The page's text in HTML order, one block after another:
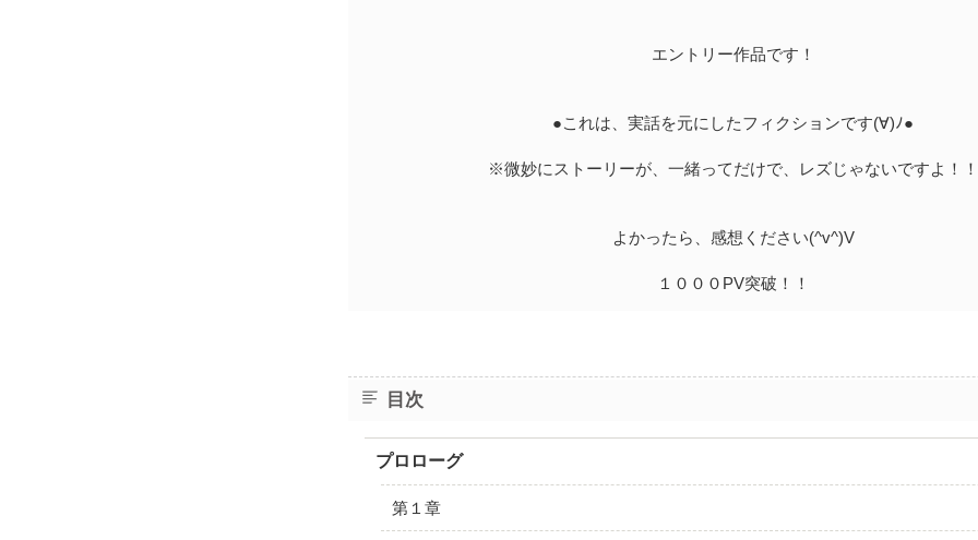
エントリー作品です！
●これは、実話を元にしたフィクションです(∀)ﾉ●
※微妙にストーリーが、一緒ってだけで、レズじゃないですよ！！
よかったら、感想ください(^v^)V
１０００PV突破！！
目次
プロローグ
第１章